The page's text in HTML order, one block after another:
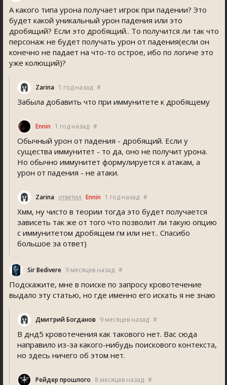
А какого типа урона получает игрок при падении? Это
будет какой уникальный урон падения или это
дробящий? Если это дробящий.. То получится ли так что
персонаж не будет получать урон от падения(если он
конечно не падает на что-то острое, ибо по логиче это
уже колющий)?
Zarina 1 год назад #
Забыла добавить что при иммунитете к дробящему
Ennin 1 год назад #
Обычный урон от падения - дробящий. Если у
существа иммунитет - то да, оно не получит урона.
Но обычно иммунитет формулируется к атакам, а
урон от падения - не атаки.
Zarina ответил Ennin 1 год назад #
Хмм, ну чисто в теории тогда это будет получается
зависеть так же от того что позволит ли такую опцию
с иммунитетом дробящем гм или нет.. Спасибо
большое за ответ)
Sir Bedivere 9 месяцев назад #
Подскажите, мне в поиске по запросу кровотечение
выдало эту статью, но где именно его искать я не знаю
Дмитрий Богданов 9 месяцев назад #
В днд5 кровотечения как такового нет. Вас сюда
направило из-за какого-нибудь поискового контекста,
но здесь ничего об этом нет.
Рейдер прошлого 8 месяцев назад #